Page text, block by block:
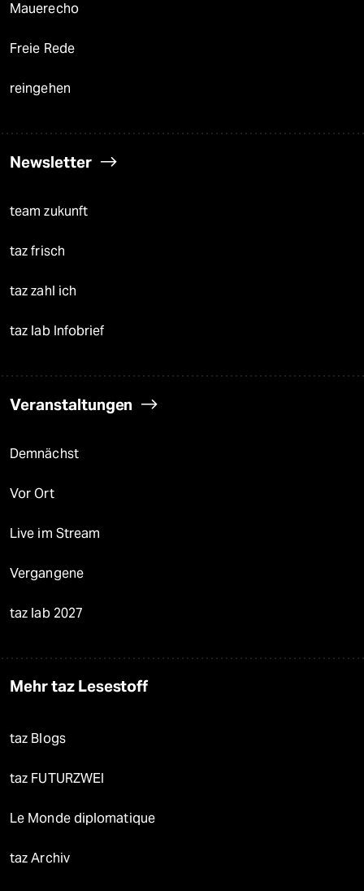
Mauerecho
Freie Rede
reingehen
Newsletter
team zukunft
taz frisch
taz zahl ich
taz lab Infobrief
Veranstaltungen
Demnächst
Vor Ort
Live im Stream
Vergangene
taz lab 2027
Mehr taz Lesestoff
taz Blogs
taz FUTURZWEI
Le Monde diplomatique
taz Archiv